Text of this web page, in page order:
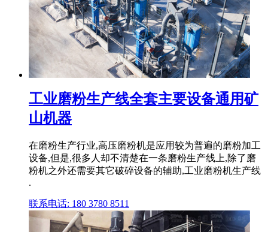
工业磨粉生产线全套主要设备通用矿
山机器
在磨粉生产行业,高压磨粉机是应用较为普遍的磨粉加工
设备,但是,很多人却不清楚在一条磨粉生产线上,除了磨
粉机之外还需要其它破碎设备的辅助,工业磨粉机生产线
.
联系电话: 180 3780 8511